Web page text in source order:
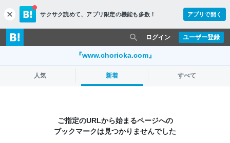
c
l
o
s
サクサク読めて、 アプリ限定の機能も多数！ アプリで開く
ユーザー登録
ログイン
『www.chorioka.com』
人気 新着 すべて
ご指定のURLから始まるページへの
ブックマークは見つかりませんでした